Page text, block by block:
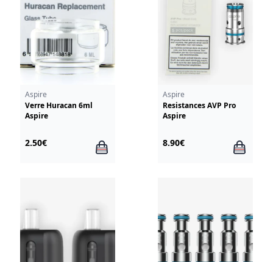
Aspire
Verre Huracan 6ml
Aspire
2.50€
Aspire
Resistances AVP Pro
Aspire
8.90€